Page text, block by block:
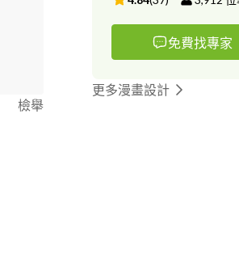
檢舉
免費找專家
更多漫畫設計